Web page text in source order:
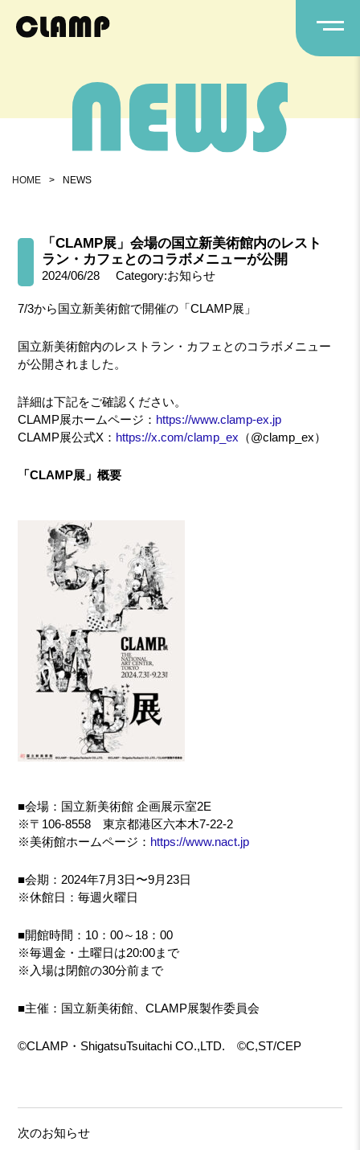
HOME > NEWS
「CLAMP展」会場の国立新美術館内のレスト
ラン・カフェとのコラボメニューが公開
2024/06/28 Category:お知らせ
7/3から国立新美術館で開催の「CLAMP展」
国立新美術館内のレストラン・カフェとのコラボメニュー
が公開されました。
詳細は下記をご確認ください。
CLAMP展ホームページ： https://www.clamp-ex.jp
CLAMP展公式X： https://x.com/clamp_ex （@clamp_ex）
「CLAMP展」概要
■会場：国立新美術館 企画展示室2E
※〒106-8558 東京都港区六本木7-22-2
※美術館ホームページ： https://www.nact.jp
■会期：2024年7月3日〜9月23日
※休館日：毎週火曜日
■開館時間：10：00～18：00
※毎週金・土曜日は20:00まで
※入場は閉館の30分前まで
■主催：国立新美術館、CLAMP展製作委員会
©CLAMP・ShigatsuTsuitachi CO.,LTD. ©C,ST/CEP
次のお知らせ